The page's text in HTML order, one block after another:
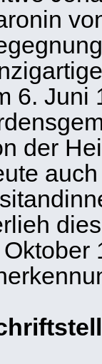
6. Juni
der
Oktober